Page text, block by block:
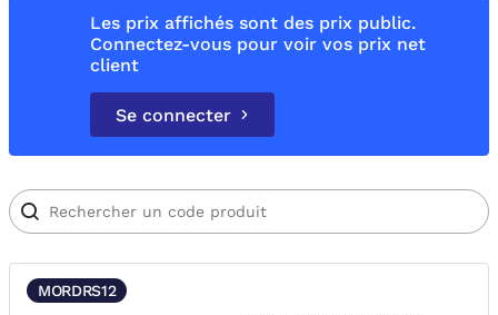
Les prix affichés sont des prix public.
Connectez-vous pour voir vos prix net
client
Se connecter
MORDRS12